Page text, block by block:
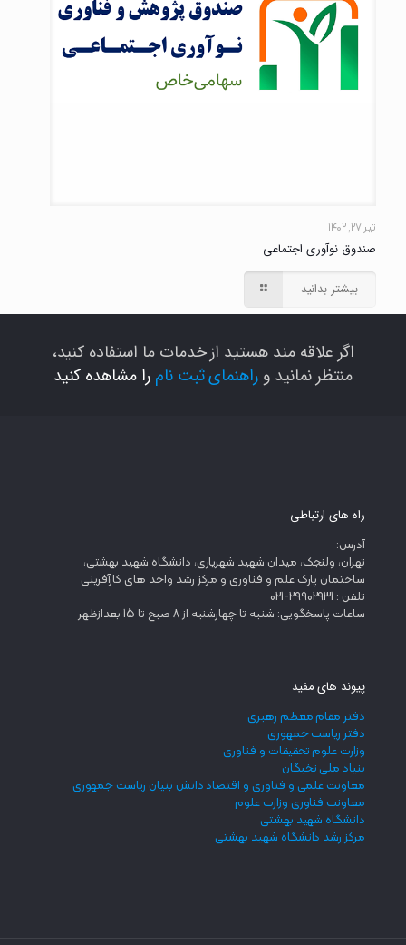
تیر ۲۷, ۱۴۰۲
صندوق نوآوری اجتماعی
بیشتر بدانید
اگر علاقه مند هستید از خدمات ما استفاده کنید،
منتظر نمانید و راهنمای ثبت نام را مشاهده کنید
راه های ارتباطی
آدرس:
تهران، ولنجک، میدان شهید شهریاری، دانشگاه شهید بهشتی،
ساختمان پارک علم و فناوری و مرکز رشد واحد های کارآفرینی
تلفن : 29902931-021
ساعات پاسخگویی: شنبه تا چهارشنبه از 8 صبح تا 15 بعدازظهر
پیوند های مفید
دفتر مقام معظم رهبری
دفتر ریاست جمهوری
وزارت علوم تحقیقات و فناوری
بنیاد ملی نخبگان
معاونت علمی و فناوری و اقتصاد دانش بنیان ریاست جمهوری
معاونت فناوری وزارت علوم
دانشگاه شهید بهشتی
مرکز رشد دانشگاه شهید بهشتی